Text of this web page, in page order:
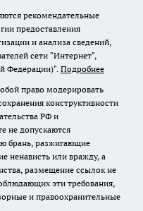
рекомендательные
предоставления
и анализа сведений,
сети "Интернет",
Федерации)". Подробнее
право модерировать
конструктивности
РФ и
не допускаются
брань, разжигающие
ненависть или вражду, а
размещение ссылок не
эти требования,
и правоохранительные